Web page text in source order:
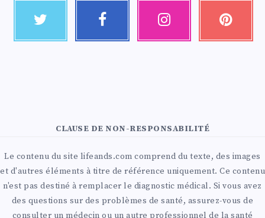
CLAUSE DE NON-RESPONSABILITÉ
Le contenu du site lifeands.com comprend du texte, des images
et d'autres éléments à titre de référence uniquement. Ce contenu
n'est pas destiné à remplacer le diagnostic médical. Si vous avez
des questions sur des problèmes de santé, assurez-vous de
consulter un médecin ou un autre professionnel de la santé